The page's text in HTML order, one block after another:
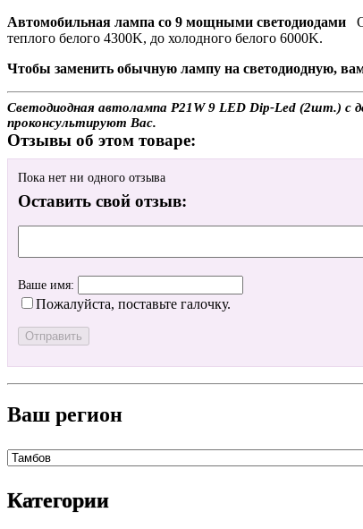
Автомобильная лампа co 9 мощными светодиодами
теплого белого 4300K, до холодного белого 6000K.
Чтобы заменить обычную лампу на светодиодную,
Светодиодная автолампа P21W 9 LED Dip-Led (2шт.) с
проконсультируют Вас.
Отзывы об этом товаре:
Пока нет ни одного отзыва
Оставить свой отзыв:
Ваше имя:
Пожалуйста, поставьте галочку.
Ваш регион
Категории